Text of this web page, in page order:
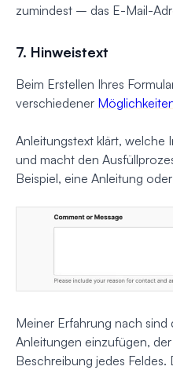
zumindest – das E-Mail-
7. Hinweistext
Beim Erstellen Ihres
verschiedener
Anleitungstext klärt, welche
und macht den
Beispiel, eine Anleitung
Meiner Erfahrung nach sind
Anleitungen einzufügen,
Beschreibung jedes Feldes.